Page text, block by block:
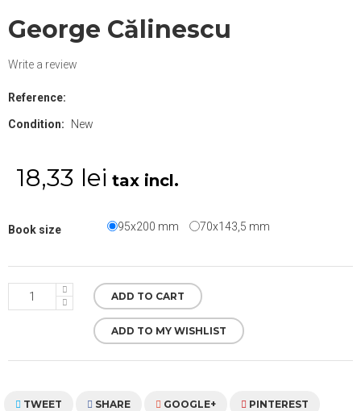
George Călinescu
Write a review
Reference:
Condition: New
18,33 lei tax incl.
Book size 95x200 mm 70x143,5 mm
ADD TO CART
ADD TO MY WISHLIST
TWEET SHARE GOOGLE+ PINTEREST